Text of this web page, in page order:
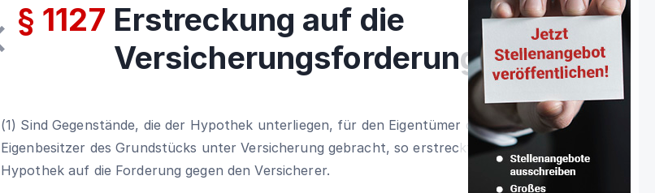
§ 1127 Erstreckung auf die
Versicherungsforderung
(1) Sind Gegenstände, die der Hypothek unterliegen, für den Eigentümer oder den
Eigenbesitzer des Grundstücks unter Versicherung gebracht, so erstreckt sich die
Hypothek auf die Forderung gegen den Versicherer.